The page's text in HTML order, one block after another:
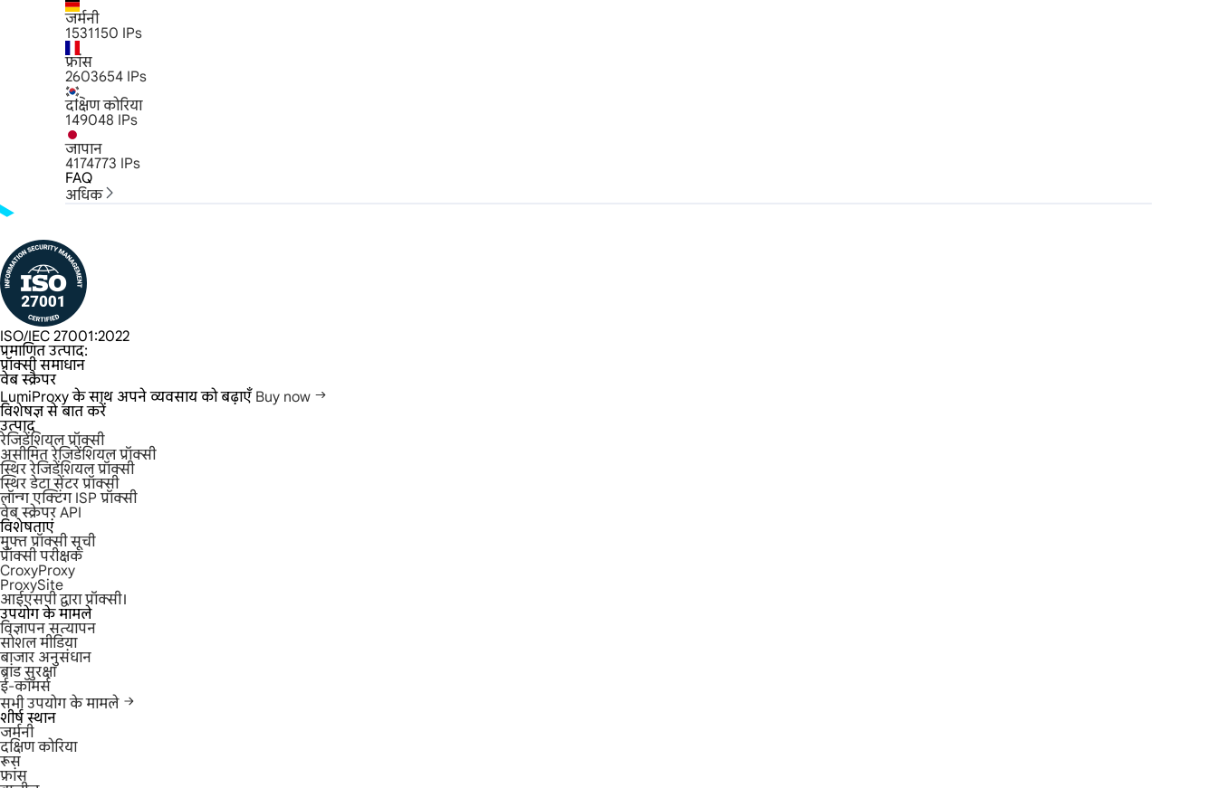
जर्मनी
1531150 IPs
फ्रांस
2603654 IPs
दक्षिण कोरिया
149048 IPs
जापान
4174773 IPs
FAQ
अधिक
ISO/IEC 27001:2022
प्रमाणित उत्पाद:
प्रॉक्सी समाधान
वेब स्क्रैपर
LumiProxy के साथ अपने व्यवसाय को बढ़ाएँ Buy now
विशेषज्ञ से बात करें
उत्पाद
रेजिडेंशियल प्रॉक्सी
असीमित रेजिडेंशियल प्रॉक्सी
स्थिर रेजिडेंशियल प्रॉक्सी
स्थिर डेटा सेंटर प्रॉक्सी
लॉन्ग एक्टिंग ISP प्रॉक्सी
वेब स्क्रेपर API
विशेषताएं
मुफ्त प्रॉक्सी सूची
प्रॉक्सी परीक्षक
CroxyProxy
ProxySite
आईएसपी द्वारा प्रॉक्सी।
उपयोग के मामले
विज्ञापन सत्यापन
सोशल मीडिया
बाजार अनुसंधान
ब्रांड सुरक्षा
ई-कॉमर्स
सभी उपयोग के मामले
शीर्ष स्थान
जर्मनी
दक्षिण कोरिया
रूस
फ्रांस